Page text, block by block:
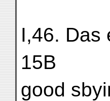
I,46. Das
15B
good